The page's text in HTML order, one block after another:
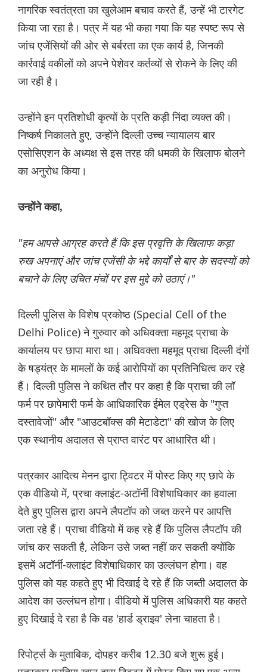
नागरिक स्वतंत्रता का खुलेआम बचाव करते हैं, उन्हें भी टारगेट
किया जा रहा है। पत्र में यह भी कहा गया कि यह स्पष्ट रूप से
जांच एजेंसियों की ओर से बर्बरता का एक कार्य है, जिनकी
कार्रवाई वकीलों को अपने पेशेवर कर्तव्यों से रोकने के लिए की
जा रही है।
उन्होंने इन प्रतिशोधी कृत्यों के प्रति कड़ी निंदा व्यक्त की।
निष्कर्ष निकालते हुए, उन्होंने दिल्ली उच्च न्यायालय बार
एसोसिएशन के अध्यक्ष से इस तरह की धमकी के खिलाफ बोलने
का अनुरोध किया।
उन्होंने कहा,
"हम आपसे आग्रह करते हैं कि इस प्रवृत्ति के खिलाफ कड़ा
रुख अपनाएं और जांच एजेंसी के भद्दे कार्यों से बार के सदस्यों को
बचाने के लिए उचित मंचों पर इस मुद्दे को उठाएं।"
दिल्ली पुलिस के विशेष प्रकोष्ठ (Special Cell of the
Delhi Police) ने गुरुवार को अधिवक्ता महमूद प्राचा के
कार्यालय पर छापा मारा था। अधिवक्ता महमूद प्राचा दिल्ली दंगों
के षड्यंत्र के मामलों के कई आरोपियों का प्रतिनिधित्व कर रहे
हैं। दिल्ली पुलिस ने कथित तौर पर कहा है कि प्राचा की लॉ
फर्म पर छापेमारी फर्म के आधिकारिक ईमेल एड्रेस के "गुप्त
दस्तावेजों" और "आउटबॉक्स की मेटाडेटा" की खोज के लिए
एक स्थानीय अदालत से प्राप्त वारंट पर आधारित थी।
पत्रकार आदित्य मेनन द्वारा ट्विटर में पोस्ट किए गए छापे के
एक वीडियो में, प्रचा क्लाइंट-अटॉर्नी विशेषाधिकार का हवाला
देते हुए पुलिस द्वारा अपने लैपटॉप को जब्त करने पर आपत्ति
जता रहे हैं। प्राचा वीडियो में कह रहे हैं कि पुलिस लैपटॉप की
जांच कर सकती है, लेकिन उसे जब्त नहीं कर सकती क्योंकि
इसमें अटॉर्नी-क्लाइंट विशेषाधिकार का उल्लंघन होगा। वह
पुलिस को यह कहते हुए भी दिखाई दे रहे हैं कि जब्ती अदालत के
आदेश का उल्लंघन होगा। वीडियो में पुलिस अधिकारी यह कहते
हुए दिखाई दे रहा है कि वह 'हार्ड ड्राइव' लेना चाहता है।
रिपोर्ट्स के मुताबिक, दोपहर करीब 12.30 बजे शुरू हुई।